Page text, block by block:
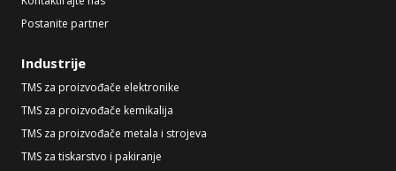
Postanite partner
Industrije
TMS za proizvođače elektronike
TMS za proizvođače kemikalija
TMS za proizvođače metala i strojeva
TMS za tiskarstvo i pakiranje